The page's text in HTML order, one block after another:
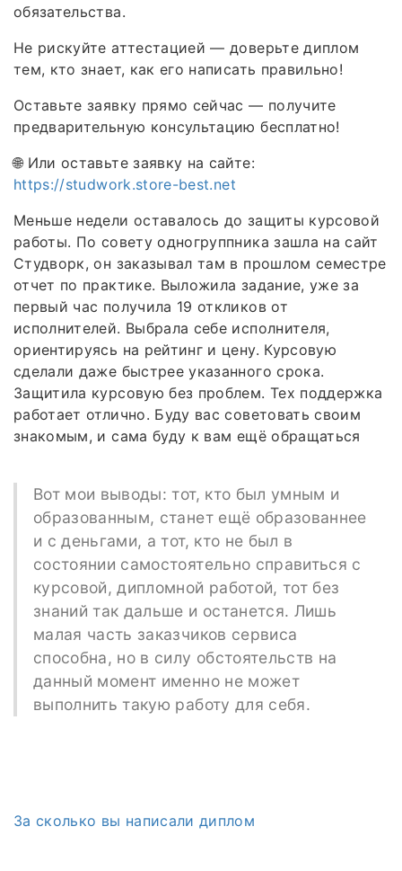
обязательства.
Не рискуйте аттестацией — доверьте диплом
тем, кто знает, как его написать правильно!
Оставьте заявку прямо сейчас — получите
предварительную консультацию бесплатно!
🌐 Или оставьте заявку на сайте:
https://studwork.store-best.net
Меньше недели оставалось до защиты курсовой
работы. По совету одногруппника зашла на сайт
Студворк, он заказывал там в прошлом семестре
отчет по практике. Выложила задание, уже за
первый час получила 19 откликов от
исполнителей. Выбрала себе исполнителя,
ориентируясь на рейтинг и цену. Курсовую
сделали даже быстрее указанного срока.
Защитила курсовую без проблем. Тех поддержка
работает отлично. Буду вас советовать своим
знакомым, и сама буду к вам ещё обращаться
Вот мои выводы: тот, кто был умным и
образованным, станет ещё образованнее
и с деньгами, а тот, кто не был в
состоянии самостоятельно справиться с
курсовой, дипломной работой, тот без
знаний так дальше и останется. Лишь
малая часть заказчиков сервиса
способна, но в силу обстоятельств на
данный момент именно не может
выполнить такую работу для себя.
За сколько вы написали диплом